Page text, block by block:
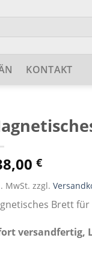
KONTAKT
€
MwSt. zzgl.
Brett
versandfertig,